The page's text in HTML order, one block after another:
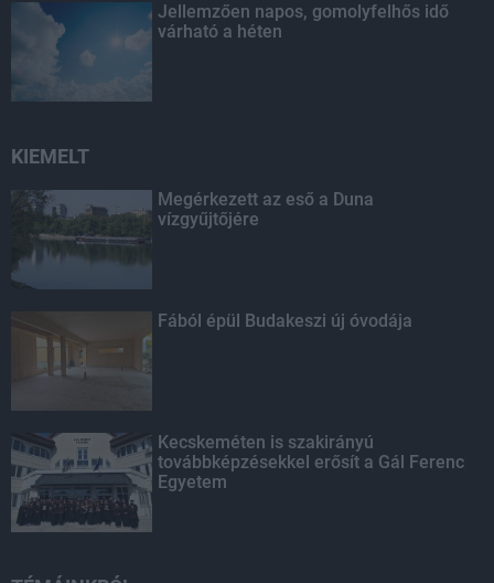
Jellemzően napos, gomolyfelhős idő
várható a héten
KIEMELT
Megérkezett az eső a Duna
vízgyűjtőjére
Fából épül Budakeszi új óvodája
Kecskeméten is szakirányú
továbbképzésekkel erősít a Gál Ferenc
Egyetem